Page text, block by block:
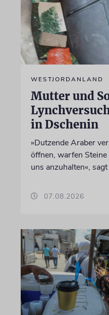
WESTJORDANLAND
Mutter und
in Dschenin
»Dutzende Araber
öffnen, warfen
uns anzuhalten«,
07.08.2026